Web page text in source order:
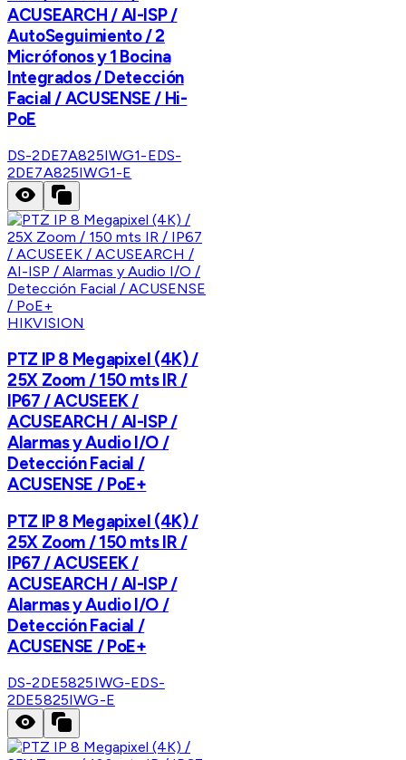
ACUSEARCH / AI-ISP /
AutoSeguimiento / 2
Micrófonos y 1 Bocina
Integrados / Detección
Facial / ACUSENSE / Hi-
PoE
DS-2DE7A825IWG1-EDS-
2DE7A825IWG1-E
HIKVISION
PTZ IP 8 Megapixel (4K) /
25X Zoom / 150 mts IR /
IP67 / ACUSEEK /
ACUSEARCH / AI-ISP /
Alarmas y Audio I/O /
Detección Facial /
ACUSENSE / PoE+
PTZ IP 8 Megapixel (4K) /
25X Zoom / 150 mts IR /
IP67 / ACUSEEK /
ACUSEARCH / AI-ISP /
Alarmas y Audio I/O /
Detección Facial /
ACUSENSE / PoE+
DS-2DE5825IWG-EDS-
2DE5825IWG-E